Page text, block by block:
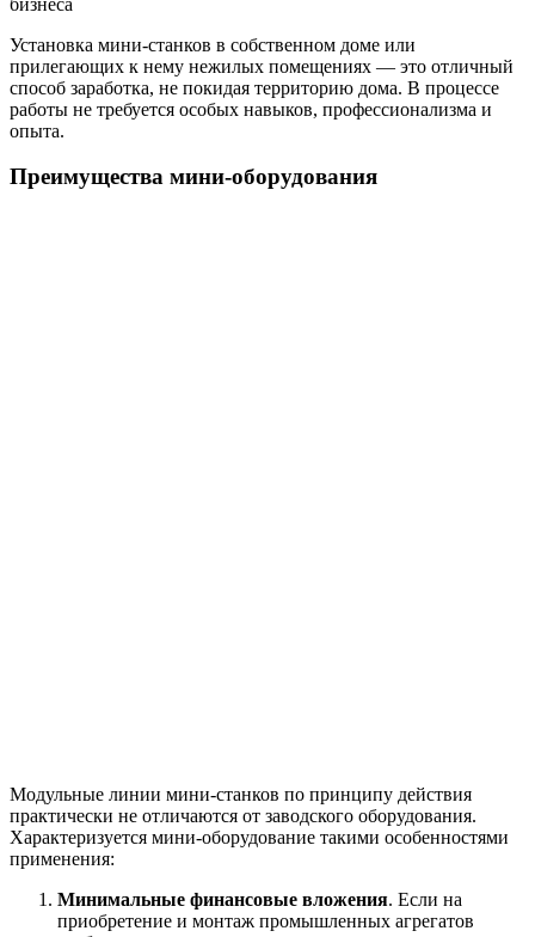
Установка мини-станков в собственном доме или
прилегающих к нему нежилых помещениях — это отличный
способ заработка, не покидая территорию дома. В процессе
работы не требуется особых навыков, профессионализма и
опыта.
Преимущества мини-оборудования
Модульные линии мини-станков по принципу действия
практически не отличаются от заводского оборудования.
Характеризуется мини-оборудование такими особенностями
применения:
Минимальные финансовые вложения. Если на
приобретение и монтаж промышленных агрегатов